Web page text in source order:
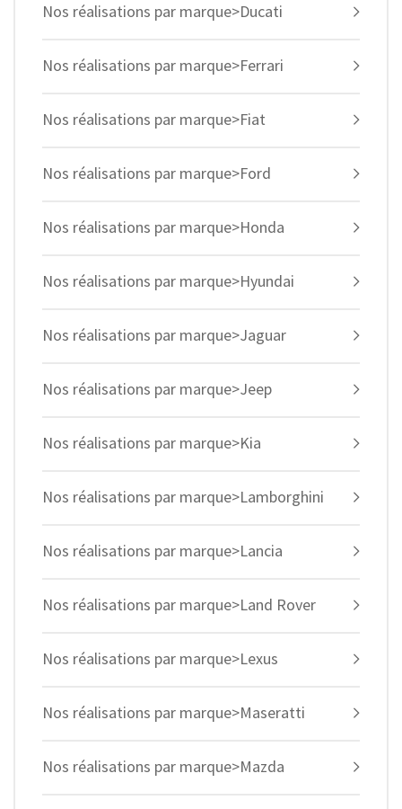
Nos réalisations par marque>Ducati
Nos réalisations par marque>Ferrari
Nos réalisations par marque>Fiat
Nos réalisations par marque>Ford
Nos réalisations par marque>Honda
Nos réalisations par marque>Hyundai
Nos réalisations par marque>Jaguar
Nos réalisations par marque>Jeep
Nos réalisations par marque>Kia
Nos réalisations par marque>Lamborghini
Nos réalisations par marque>Lancia
Nos réalisations par marque>Land Rover
Nos réalisations par marque>Lexus
Nos réalisations par marque>Maseratti
Nos réalisations par marque>Mazda